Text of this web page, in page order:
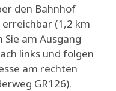
den Bahnhof
(1,2 km
Sie am Ausgang
links und folgen
am rechten
GR126).